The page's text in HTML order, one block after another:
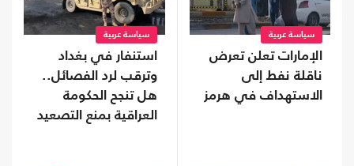
سياسة عربية
الإمارات تعلن تعرض
ناقلة نفط إلى
الاستهداف في هرمز
سياسة عربية
استنفار في بغداد
وترقب لرد الفصائل..
هل تنجح الحكومة
العراقية بمنع التصعيد